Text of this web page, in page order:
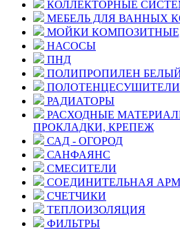
КОЛЛЕКТОРНЫЕ
МЕБЕЛЬ ДЛЯ ВАННЫХ
МОЙКИ
НАСОСЫ
ПНД
ПОЛИПРОПИЛЕН
ПОЛОТЕНЦЕСУШИТЕЛИ
РАДИАТОРЫ
РАСХОДНЫЕ
ПРОКЛАДКИ, КРЕПЕЖ
САД - ОГОРОД
САНФАЯНС
СМЕСИТЕЛИ
СОЕДИНИТЕЛЬНАЯ
СЧЕТЧИКИ
ТЕПЛОИЗОЛЯЦИЯ
ФИЛЬТРЫ